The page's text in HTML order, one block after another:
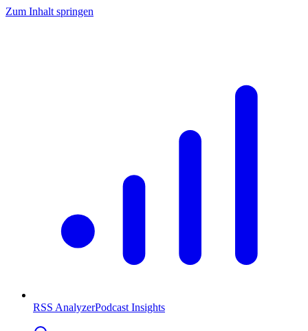
Zum Inhalt springen
RSS AnalyzerPodcast Insights